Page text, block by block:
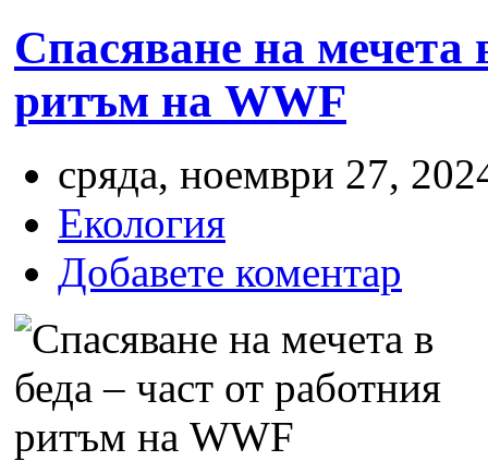
Спасяване на мечета
ритъм на WWF
сряда, ноември 27,
Екология
Добавете коментар